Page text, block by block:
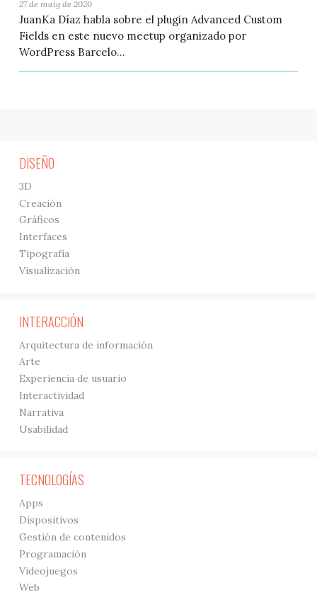
27 de maig de 2020
JuanKa Díaz habla sobre el plugin Advanced Custom
Fields en este nuevo meetup organizado por
WordPress Barcelo...
DISEÑO
3D
Creación
Gráficos
Interfaces
Tipografía
Visualización
INTERACCIÓN
Arquitectura de información
Arte
Experiencia de usuario
Interactividad
Narrativa
Usabilidad
TECNOLOGÍAS
Apps
Dispositivos
Gestión de contenidos
Programación
Videojuegos
Web